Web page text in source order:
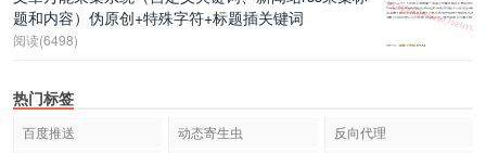
题和内容）伪原创+特殊字符+标题插关键词
阅读(6498)
热门标签
百度推送 动态寄生虫
反向代理